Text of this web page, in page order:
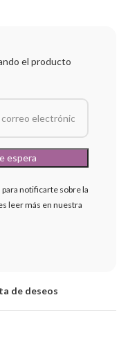
el producto
notificarte sobre la
leer más en nuestra
de deseos